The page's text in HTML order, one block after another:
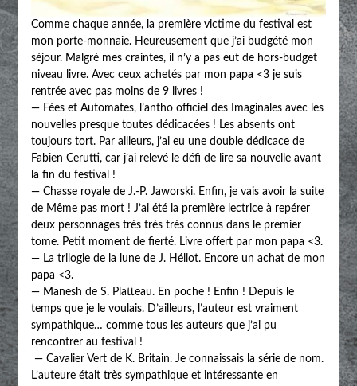
Comme chaque année, la première victime du festival est
mon porte-monnaie. Heureusement que j’ai budgété mon
séjour. Malgré mes craintes, il n’y a pas eut de hors-budget
niveau livre. Avec ceux achetés par mon papa <3 je suis
rentrée avec pas moins de 9 livres !
— Fées et Automates, l’antho officiel des Imaginales avec les
nouvelles presque toutes dédicacées ! Les absents ont
toujours tort. Par ailleurs, j’ai eu une double dédicace de
Fabien Cerutti, car j’ai relevé le défi de lire sa nouvelle avant
la fin du festival !
— Chasse royale de J.-P. Jaworski. Enfin, je vais avoir la suite
de Même pas mort ! J’ai été la première lectrice à repérer
deux personnages très très très connus dans le premier
tome. Petit moment de fierté. Livre offert par mon papa <3.
— La trilogie de la lune de J. Héliot. Encore un achat de mon
papa <3.
— Manesh de S. Platteau. En poche ! Enfin ! Depuis le
temps que je le voulais. D’ailleurs, l’auteur est vraiment
sympathique… comme tous les auteurs que j’ai pu
rencontrer au festival !
— Cavalier Vert de K. Britain. Je connaissais la série de nom.
L’auteure était très sympathique et intéressante en